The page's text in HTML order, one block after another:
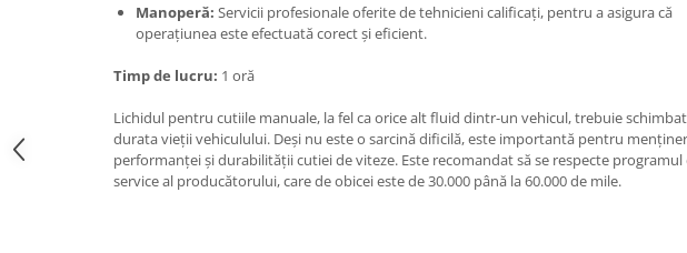
Manoperă: Servicii profesionale oferite de tehnicieni calificați, pentru a asigura că
operațiunea este efectuată corect și eficient.
Timp de lucru: 1 oră
Lichidul pentru cutiile manuale, la fel ca orice alt fluid dintr-un vehicul, trebuie
durata vieții vehiculului. Deși nu este o sarcină dificilă, este importantă pentru
performanței și durabilității cutiei de viteze. Este recomandat să se respecte programul
service al producătorului, care de obicei este de 30.000 până la 60.000 de mile.